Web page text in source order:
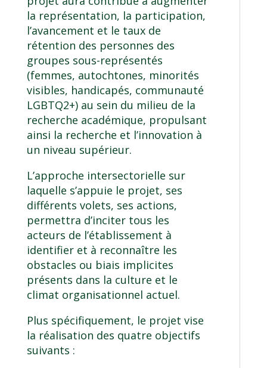
la représentation, la participation,
l’avancement et le taux de
rétention des personnes des
groupes sous-représentés
(femmes, autochtones, minorités
visibles, handicapés, communauté
LGBTQ2+) au sein du milieu de la
recherche académique, propulsant
ainsi la recherche et l’innovation à
un niveau supérieur.
L’approche intersectorielle sur
laquelle s’appuie le projet, ses
différents volets, ses actions,
permettra d’inciter tous les
acteurs de l’établissement à
identifier et à reconnaître les
obstacles ou biais implicites
présents dans la culture et le
climat organisationnel actuel.
Plus spécifiquement, le projet vise
la réalisation des quatre objectifs
suivants :